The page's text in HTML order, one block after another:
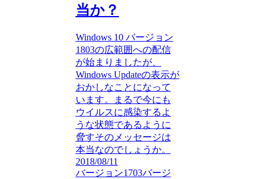
当か？
Windows 10 バージョン
1803の広範囲への配信
が始まりましたが、
Windows Updateの表示が
おかしなことになって
います。まるで今にも
ウイルスに感染するよ
うな状態であるように
脅すそのメッセージは
本当なのでしょうか。
2018/08/11
バージョン1703バージ